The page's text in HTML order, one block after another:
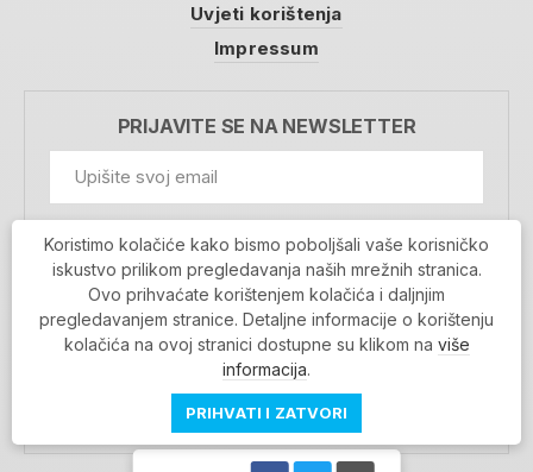
Uvjeti korištenja
Impressum
PRIJAVITE SE NA NEWSLETTER
Prihvaćam da se moji podaci spremaju u bazu
podataka i koriste u svrhu slanja MojaRijeka
newslettera
MOJARIJEKA NEWSLETTER
PRIJAVI SE
Koristimo kolačiće kako bismo poboljšali vaše korisničko
iskustvo prilikom pregledavanja naših mrežnih stranica.
Ovo prihvaćate korištenjem kolačića i daljnjim
pregledavanjem stranice. Detaljne informacije o korištenju
kolačića na ovoj stranici dostupne su klikom na više
informacija.
PRIHVATI I ZATVORI